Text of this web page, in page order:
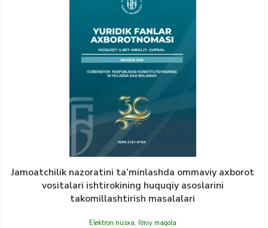
Jamoatchilik nazoratini ta’minlashda ommaviy axborot
vositalari ishtirokining huquqiy asoslarini
takomillashtirish masalalari
Elektron nusxa, Ilmiy maqola